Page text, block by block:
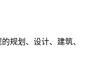
划、设计、建筑、